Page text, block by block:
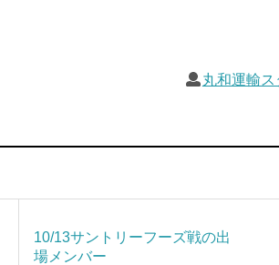
丸和運輸ス
10/13サントリーフーズ戦の出
場メンバー